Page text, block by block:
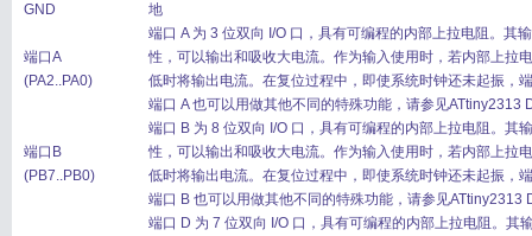
GND
地
端口A
(PA2..PA0)
端口 A 为 3 位双向 I/O 口，具有可编程的内部上拉电阻。其
性，可以输出和吸收大电流。作为输入使用时，若内部上拉
低时将输出电流。在复位过程中，即使系统时钟还未起振，
端口 A 也可以用做其他不同的特殊功能，请参见ATtiny2313
端口B
(PB7..PB0)
端口 B 为 8 位双向 I/O 口，具有可编程的内部上拉电阻。其
性，可以输出和吸收大电流。作为输入使用时，若内部上拉
低时将输出电流。在复位过程中，即使系统时钟还未起振，
端口 B 也可以用做其他不同的特殊功能，请参见ATtiny2313
端口 D 为 7 位双向 I/O 口，具有可编程的内部上拉电阻。其